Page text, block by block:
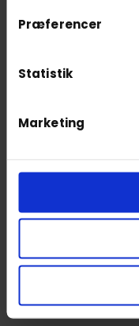
Præferencer
Statistik
Marketing